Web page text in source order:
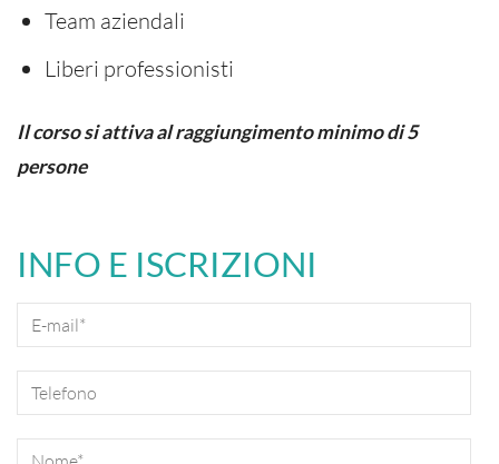
Team aziendali
Liberi professionisti
Il corso si attiva al raggiungimento minimo di 5
persone
INFO E ISCRIZIONI